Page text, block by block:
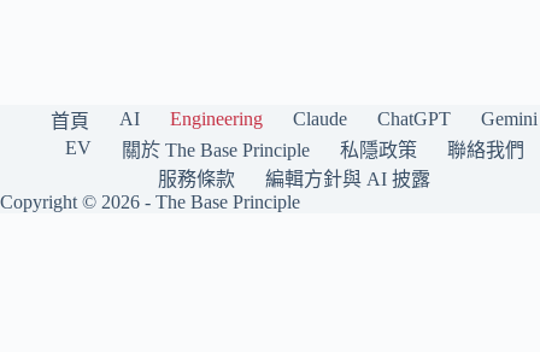
首頁 AI Engineering Claude ChatGPT
Gemini
EV
關於 The Base Principle 私隱政策
聯絡我們
服務條款
編輯方針與 AI 披露
Copyright © 2026 - The Base Principle